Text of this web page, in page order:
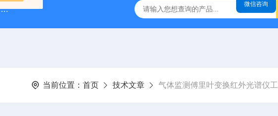
PUE-9000激光气体分析仪 PUE-6000烟气在线监测系统 PUE-400红
当前位置： 首页 技术文章 气体监测傅里叶变换红外光谱仪
微信咨询